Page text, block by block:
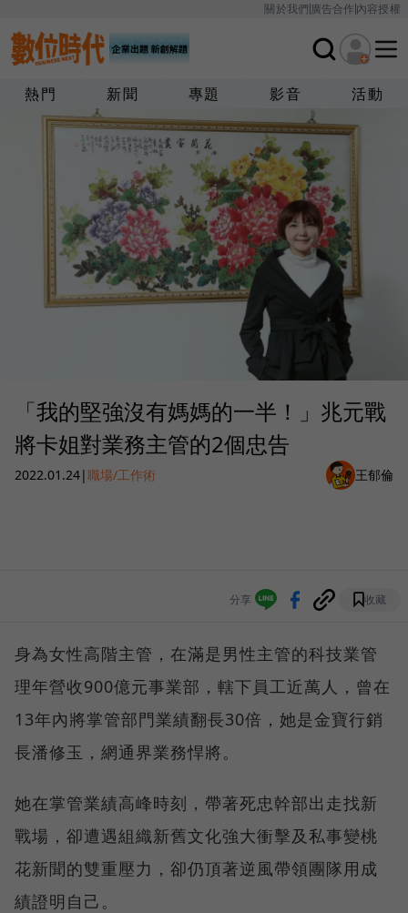
關於我們廣告合作內容授權
熱門 新聞 專題 影音 活動
「我的堅強沒有媽媽的一半！」兆元戰
將卡姐對業務主管的2個忠告
2022.01.24|職場/工作術 王郁倫
分享 收藏
身為女性高階主管，在滿是男性主管的科技業管
理年營收900億元事業部，轄下員工近萬人，曾在
13年內將掌管部門業績翻長30倍，她是金寶行銷
長潘修玉，網通界業務悍將。
她在掌管業績高峰時刻，帶著死忠幹部出走找新
戰場，卻遭遇組織新舊文化強大衝擊及私事變桃
花新聞的雙重壓力，卻仍頂著逆風帶領團隊用成
績證明自己。